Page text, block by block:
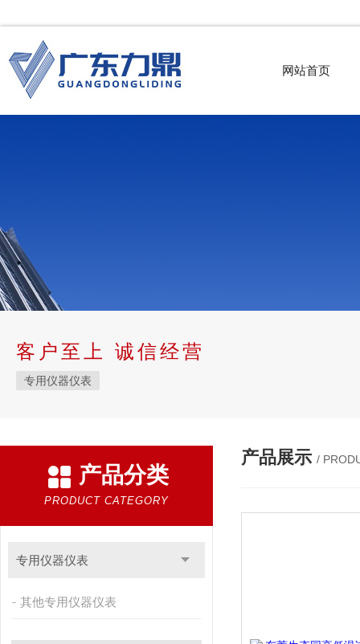
网站首页
客户至上 诚信经营
专用仪器仪表
产品分类
PRODUCT CATEGORY
专用仪器仪表
其他专用仪器仪表
产品展示 /